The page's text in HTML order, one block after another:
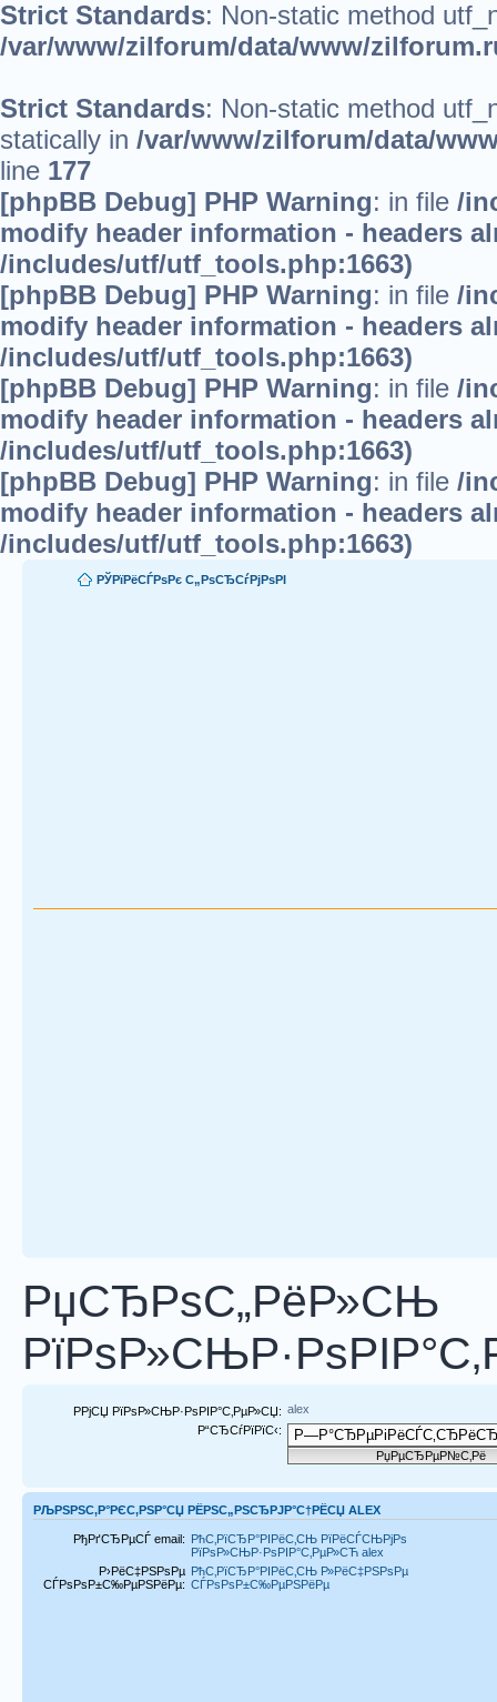
Strict Standards: Non-static method
/var/www/zilforum/data/www/
Strict Standards: Non-static method
statically in /var/www/zilforum/data/
line 177
[phpBB Debug] PHP Warning: in file /
modify header information - headers
/includes/utf/utf_tools.php:1663)
[phpBB Debug] PHP Warning: in file /
modify header information - headers
/includes/utf/utf_tools.php:1663)
[phpBB Debug] PHP Warning: in file /
modify header information - headers
/includes/utf/utf_tools.php:1663)
[phpBB Debug] PHP Warning: in file /
modify header information - headers
/includes/utf/utf_tools.php:1663)
РЎРїРёСЃРѕРє С„РѕСЂСѓРјРѕРІ
РџСЂРѕС„РёР»СЊ
РРјСЏ РїРѕР»СЊР·РѕРІР°С‚РµР»СЏ: alex
Р“СЂСѓРїРїС‹:
РЉРЅРЅС‚Р°РЄС‚РЅР°СЏ РЁРЅС„РЅСЂРЈР°С†РЁСЏ ALEX
РђРґСЂРµСЃ email: РћС‚РїСЂР°РІРёС‚СЊ РїРёСЃСЊРјРѕ
РїРѕР»СЊР·РѕРІР°С‚РµР»СЋ alex
Р›РёС‡РЅРѕРµ
СЃРѕРѕР±С‰РµРЅРёРµ:
РћС‚РїСЂР°РІРёС‚СЊ Р»РёС‡РЅРѕРµ
СЃРѕРѕР±С‰РµРЅРёРµ